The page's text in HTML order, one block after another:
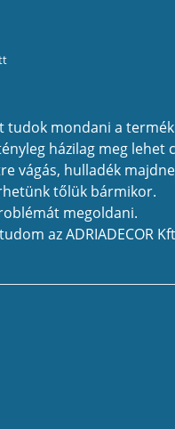
tudok mondani a
házilag meg lehet
vágás, hulladék
tőlük bármikor.
megoldani.
az ADRIADECOR